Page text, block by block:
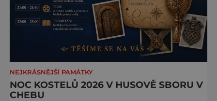
NEJKRÁSNĚJŠÍ PAMÁTKY
NOC KOSTELŮ 2026 V HUSOVĚ SBORU V
CHEBU